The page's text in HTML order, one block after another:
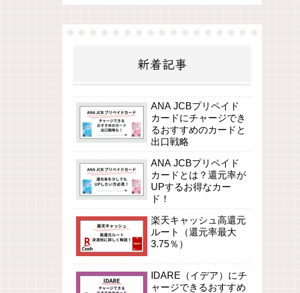
新着記事
ANA JCBプリペイド
カードにチャージでき
るおすすめのカードと
出口戦略
ANA JCBプリペイド
カードとは？還元率が
UPするお得なカー
ド！
楽天キャッシュ高還元
ルート（還元率最大
3.75％）
IDARE（イデア）にチ
ャージできるおすすめ